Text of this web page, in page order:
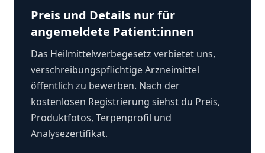
Preis und Details nur für
angemeldete Patient:innen
Das Heilmittelwerbegesetz verbietet uns,
verschreibungspflichtige Arzneimittel
öffentlich zu bewerben. Nach der
kostenlosen Registrierung siehst du Preis,
Produktfotos, Terpenprofil und
Analysezertifikat.